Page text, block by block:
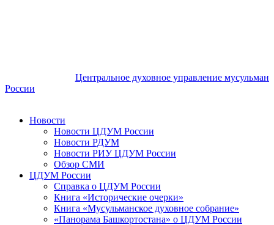
Центральное духовное управление мусульман
России
Новости
Новости ЦДУМ России
Новости РДУМ
Новости РИУ ЦДУМ России
Обзор СМИ
ЦДУМ России
Справка о ЦДУМ России
Книга «Исторические очерки»
Книга «Мусульманское духовное собрание»
«Панорама Башкортостана» о ЦДУМ России